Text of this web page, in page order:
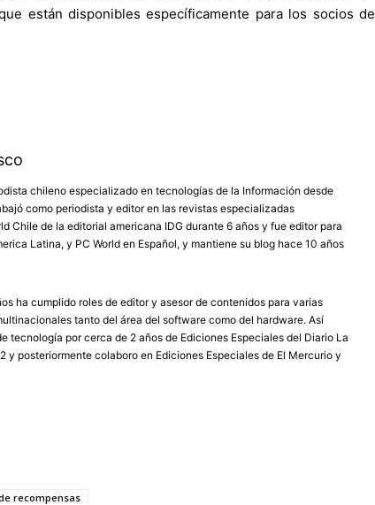
están disponibles específicamente para los socios de
chileno especializado en tecnologías de la Información desde
como periodista y editor en las revistas especializadas
Chile de la editorial americana IDG durante 6 años y fue editor para
Latina, y PC World en Español, y mantiene su blog hace 10 años
ha cumplido roles de editor y asesor de contenidos para varias
tanto del área del software como del hardware. Así
tecnología por cerca de 2 años de Ediciones Especiales del Diario La
y posteriormente colaboro en Ediciones Especiales de El Mercurio y
recompensas